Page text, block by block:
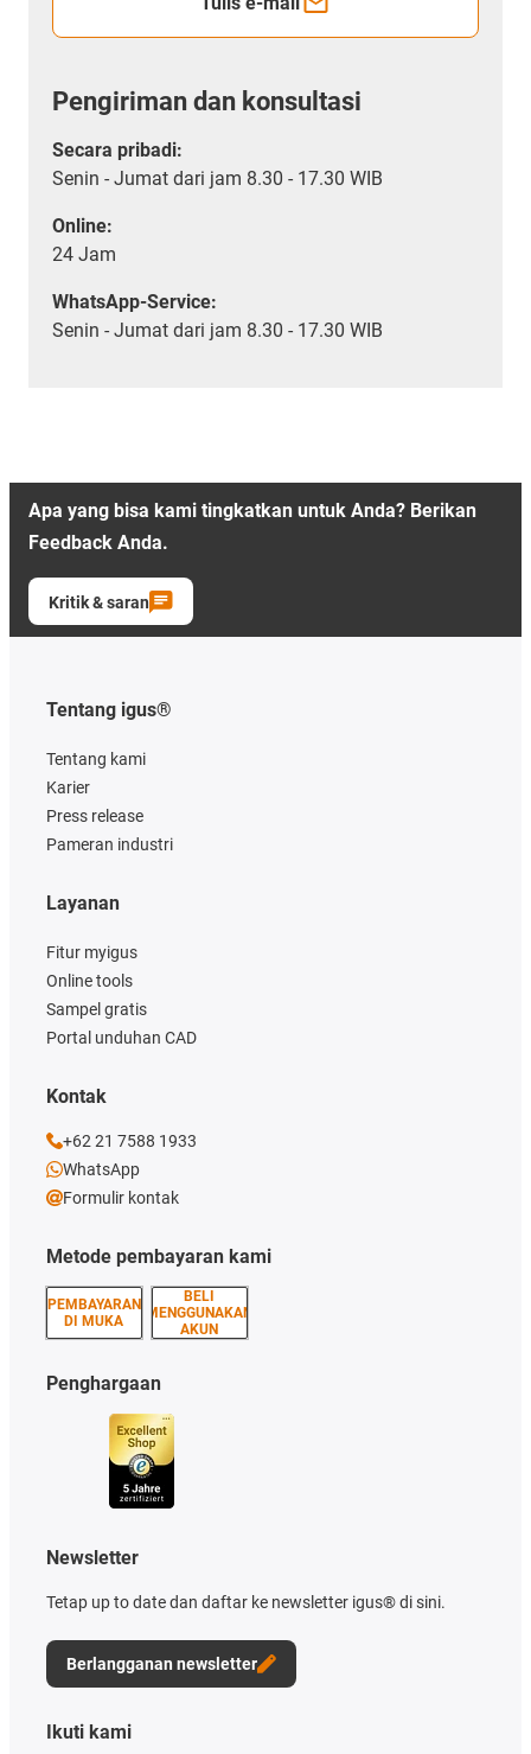
Pengiriman dan konsultasi
Secara pribadi:
Senin - Jumat dari jam 8.30 - 17.30 WIB
Online:
24 Jam
WhatsApp-Service:
Senin - Jumat dari jam 8.30 - 17.30 WIB
Apa yang bisa kami tingkatkan untuk Anda? Berikan
Feedback Anda.
Kritik & saran
Tentang igus®
Tentang kami
Karier
Press release
Pameran industri
Metode pembayaran kami
PEMBAYARAN
DI MUKA
BELI
MENGGUNAKAN
AKUN
Layanan
Fitur myigus
Online tools
Sampel gratis
Portal unduhan CAD
Penghargaan
Newsletter
Tetap up to date dan daftar ke newsletter igus® di sini.
Berlangganan newsletter
Kontak
+62 21 7588 1933
WhatsApp
Formulir kontak
Ikuti kami